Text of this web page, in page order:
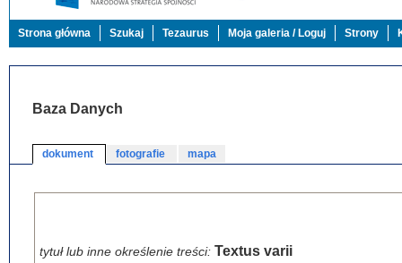
Strona główna Szukaj Tezaurus Moja galeria / Loguj Strony
Baza Danych
dokument fotografie mapa
tytuł lub inne określenie treści: Textus varii